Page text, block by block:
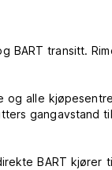
BART transitt.
og alle
gangavstand
BART